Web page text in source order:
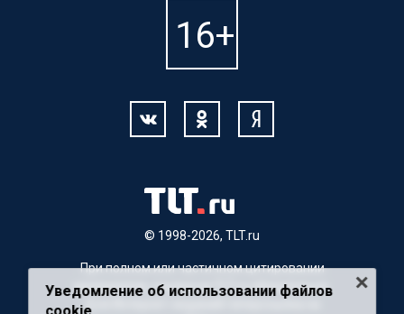
© 1998-2026, TLT.ru
При полном или частичном цитировании
материалов, ссылка на TLT.ru обязательна.
Для Интернет-изданий гиперссылка на
Уведомление об использовании файлов